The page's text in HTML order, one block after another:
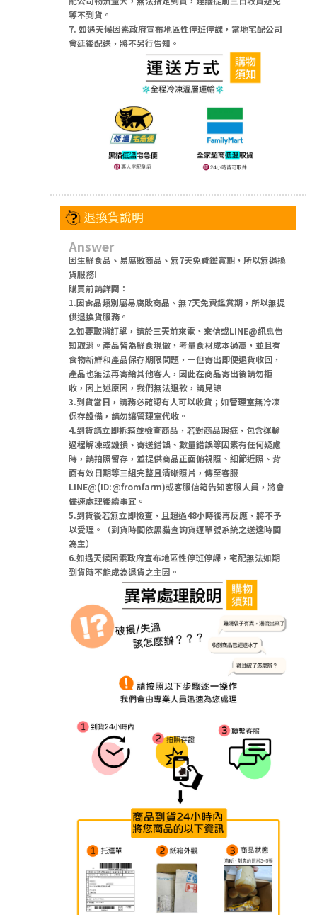
等不到貨。
7. 如遇天候因素政府宣布地區性停班停課，當地宅配公司
會延後配送，將不另行告知。
退換貨說明
Answer
因生鮮食品、易腐敗商品、無7天免費鑑賞期，所以無退換
貨服務!
購買前請詳閱：
1.因食品類別屬易腐敗商品、無7天免費鑑賞期，所以無提
供退換貨服務。
2.如要取消訂單，請於三天前來電、來信或LINE@訊息告
知取消。產品皆為鮮食現做，考量食材成本過高，並且有
食物新鮮和產品保存期限問題，ㄧ但寄出即便退貨收回，
產品也無法再寄給其他客人，因此在商品寄出後請勿拒
收，因上述原因，我們無法退款，請見諒
3.到貨當日，請務必確認有人可以收貨；如管理室無冷凍
保存設備，請勿讓管理室代收。
4.到貨請立即拆箱並檢查商品，若對商品瑕疵，包含運輸
過程解凍或毀損、寄送錯誤、數量錯誤等因素有任何疑慮
時，請拍照留存，並提供商品正面俯視照、細節近照、背
面有效日期等三組完整且清晰照片，傳至客服
LINE@(ID:@fromfarm)或客服信箱告知客服人員，將會
儘速處理後續事宜。
5.到貨後若無立即檢查，且超過48小時後再反應，將不予
以受理。（到貨時間依黑貓查詢貨運單號系統之送達時間
為主）
6.如遇天候因素政府宣布地區性停班停課，宅配無法如期
到貨時不能成為退貨之主因。